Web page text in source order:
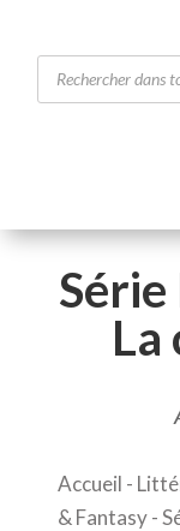
Recherche
de
produits
La
Accueil -
& Fantasy-